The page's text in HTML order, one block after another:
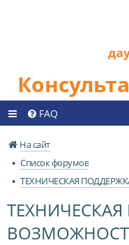
FAQ
На сайт
Список форумов
ТЕХНИЧЕСКАЯ